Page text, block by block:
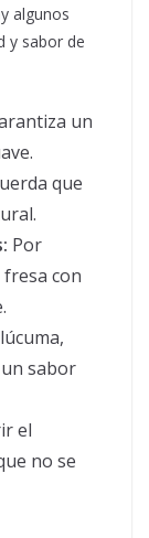
algunos
y sabor de
un
que
Por
con
sabor
el
no se